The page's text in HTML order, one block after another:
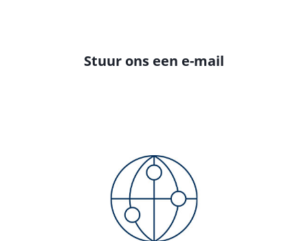
Stuur ons een e-mail